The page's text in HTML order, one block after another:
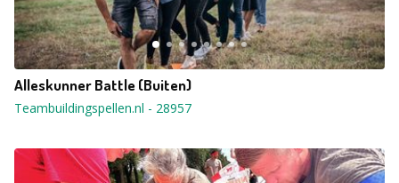
Alleskunner Battle (Buiten)
Teambuildingspellen.nl - 28957